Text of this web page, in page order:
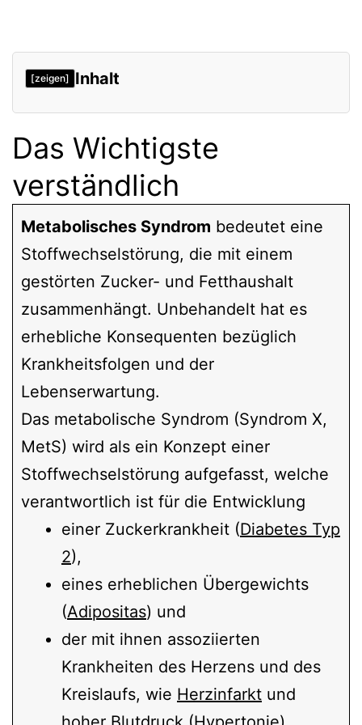
[zeigen] Inhalt
Das Wichtigste
verständlich
Metabolisches Syndrom bedeutet eine
Stoffwechselstörung, die mit einem
gestörten Zucker- und Fetthaushalt
zusammenhängt. Unbehandelt hat es
erhebliche Konsequenten bezüglich
Krankheitsfolgen und der
Lebenserwartung.
Das metabolische Syndrom (Syndrom X,
MetS) wird als ein Konzept einer
Stoffwechselstörung aufgefasst, welche
verantwortlich ist für die Entwicklung
einer Zuckerkrankheit (Diabetes Typ
2),
eines erheblichen Übergewichts
(Adipositas) und
der mit ihnen assoziierten
Krankheiten des Herzens und des
Kreislaufs, wie Herzinfarkt und